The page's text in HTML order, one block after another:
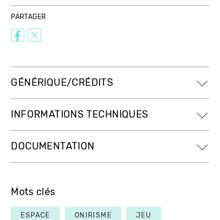
PARTAGER
GÉNÉRIQUE/CRÉDITS
INFORMATIONS TECHNIQUES
DOCUMENTATION
Mots clés
ESPACE ONIRISME JEU